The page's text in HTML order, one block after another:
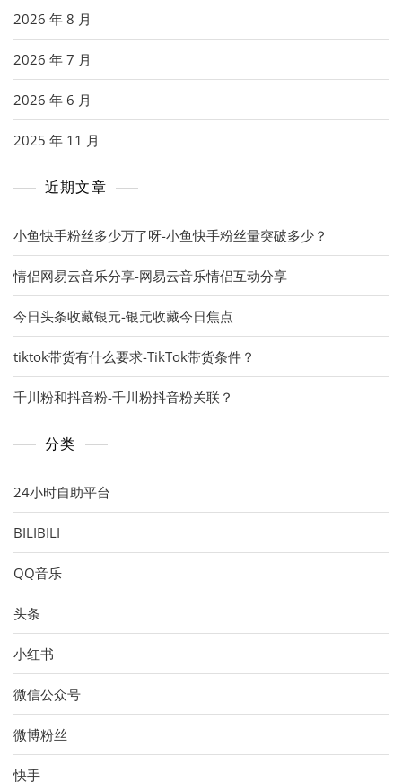
2026 年 8 月
2026 年 7 月
2026 年 6 月
2025 年 11 月
近期文章
小鱼快手粉丝多少万了呀-小鱼快手粉丝量突破多少？
情侣网易云音乐分享-网易云音乐情侣互动分享
今日头条收藏银元-银元收藏今日焦点
tiktok带货有什么要求-TikTok带货条件？
千川粉和抖音粉-千川粉抖音粉关联？
分类
24小时自助平台
BILIBILI
QQ音乐
头条
小红书
微信公众号
微博粉丝
快手